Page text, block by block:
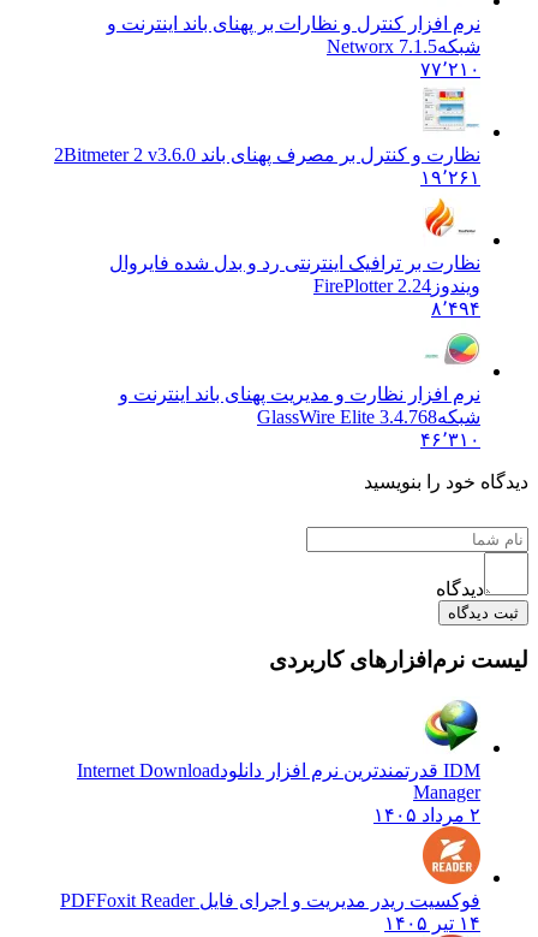
نرم افزار کنترل و نظارات بر پهنای باند اینترنت و
Networx 7.1.5
۷۷٬۲۱۰
نظارت و کنترل بر مصرف پهنای باند 2Bitmeter 2 v3.6.0
۱۹٬۲۶۱
نظارت بر ترافیک اینترنتی رد و بدل شده فایروال
ویندوزFirePlotter 2.24
۸٬۴۹۴
نرم افزار نظارت و مدیریت پهنای باند اینترنت و
GlassWire Elite 3.4.768
۴۶٬۳۱۰
خود را بنویسید
دیدگاه
نرم‌افزارهای کاربردی
Internet Download
Manager
فوکسیت ریدر مدیریت و اجرای فایل PDF Foxit Reader